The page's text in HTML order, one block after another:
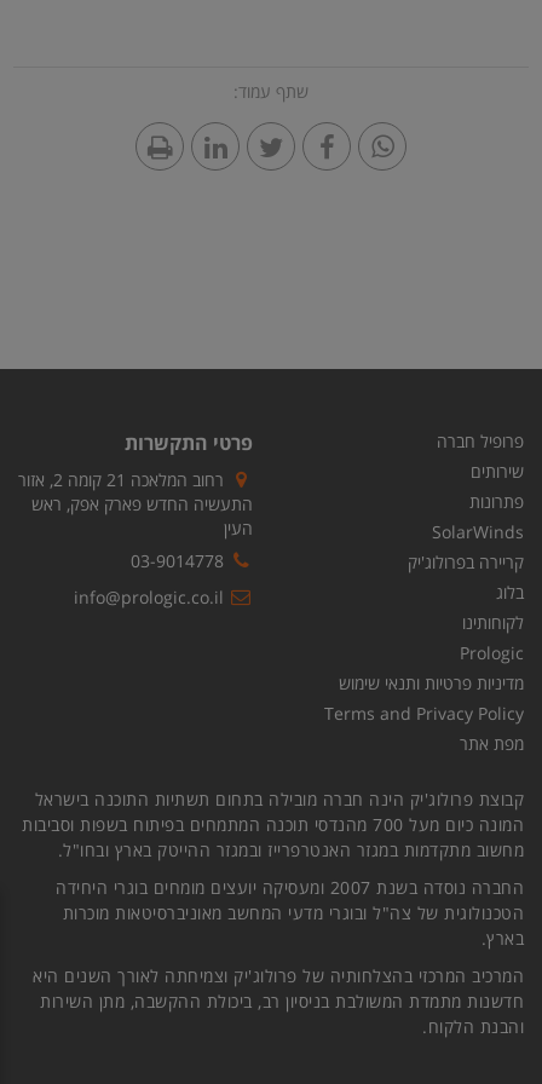
שתף עמוד:
פרופיל חברה
שירותים
פתרונות
SolarWinds
קריירה בפרולוג'יק
בלוג
לקוחותינו
Prologic
מדיניות פרטיות ותנאי שימוש
Terms and Privacy Policy
מפת אתר
פרטי התקשרות
רחוב המלאכה 21 קומה 2, אזור
התעשיה החדש פארק אפק, ראש
העין
03-9014778
info@prologic.co.il
קבוצת פרולוג'יק הינה חברה מובילה בתחום תשתיות התוכנה בישראל
המונה כיום מעל 700 מהנדסי תוכנה המתמחים בפיתוח בשפות וסביבות
מחשוב מתקדמות במגזר האנטרפרייז ובמגזר ההייטק בארץ ובחו"ל.
החברה נוסדה בשנת 2007 ומעסיקה יועצים מומחים בוגרי היחידה
הטכנולוגית של צה"ל ובוגרי מדעי המחשב מאוניברסיטאות מוכרות
בארץ.
המרכיב המרכזי בהצלחותיה של פרולוג'יק וצמיחתה לאורך השנים היא
חדשנות מתמדת המשולבת בניסיון רב, ביכולת ההקשבה, מתן השירות
והבנת הלקוח.